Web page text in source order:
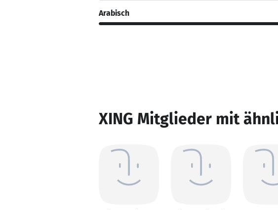
Arabisch
XING Mitglieder mit